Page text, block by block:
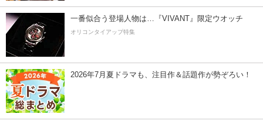
一番似合う登場人物は…『VIVANT』限定ウオッチ
オリコンタイアップ特集
2026年7月夏ドラマも、注目作＆話題作が勢ぞろい！